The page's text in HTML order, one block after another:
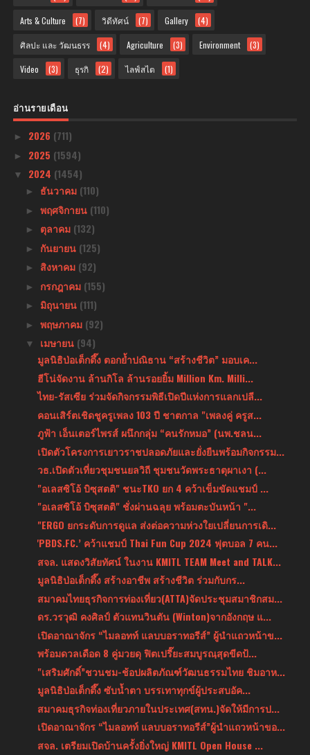
Arts & Culture (7) วิดีทัศน์ (7) Gallery (4)
ศิลปะ และ วัฒนธรร (4) Agriculture (3) Environment (3)
Video (3) ธุรกิ (2) ไลฟ์สไต (1)
อ่านรายเดือน
► 2026 (711)
► 2025 (1594)
▼ 2024 (1454)
► ธันวาคม (110)
► พฤศจิกายน (110)
► ตุลาคม (132)
► กันยายน (125)
► สิงหาคม (92)
► กรกฎาคม (155)
► มิถุนายน (111)
► พฤษภาคม (92)
▼ เมษายน (94)
มูลนิธิป่อเต็กตึ๊ง ตอกย้ำปณิธาน “สร้างชีวิต” มอบเค...
ฮีโน่จัดงาน ล้านกิโล ล้านรอยยิ้ม Million Km. Milli...
ไทย-รัสเซีย ร่วมจัดกิจกรรมพิธีเปิดปีแห่งการแลกเปลี...
คอนเสิร์ตเชิดชูครูเพลง 103 ปี ชาตกาล "เพลงคู่ ครูส...
ภูฟ้า เอ็นเตอร์ไพรส์ ผนึกกลุ่ม “คนรักหมอ” (นพ.ชลน...
เปิดตัวโครงการเยาวราชปลอดภัยและยั่งยืนพร้อมกิจกรรม...
วธ.เปิดตัวเที่ยวชุมชนยลวิถี ชุมชนวัดพระธาตุผาเงา (...
"อเลสซิโอ้ บิซุสตติ" ชนะTKO ยก 4 คว้าเข็มขัดแชมป์ ...
"อเลสซิโอ้ บิซุสตติ" ชั่งผ่านฉลุย พร้อมตะบันหน้า "...
"ERGO ยกระดับการดูแล ส่งต่อความห่วงใยเปลี่ยนการเดิ...
'PBDS.FC.’ คว้าแชมป์ Thai Fun Cup 2024 ฟุตบอล 7 คน...
สจล. แสดงวิสัยทัศน์ ในงาน KMITL TEAM Meet and TALK...
มูลนิธิป่อเต็กตึ๊ง สร้างอาชีพ สร้างชีวิต ร่วมกับกร...
สมาคมไทยธุรกิจการท่องเที่ยว(ATTA)จัดประชุมสมาชิกสม...
ดร.วรวุฒิ คงศิลป์ ตัวแทนวินตัน (Winton)จากอังกฤษ แ...
เปิดอาณาจักร “ไมลอทท์ แลบบอราทอรีส์” ผู้นำแถวหน้าข...
พร้อมดวลเดือด 8 คู่มวยดุ ฟิตเปรี๊ยะสมบูรณฺสุดขีดป้...
"เสริมศักดิ์”ชวนชม-ช้อปผลิตภัณฑ์วัฒนธรรมไทย ชิมอาห...
มูลนิธิป่อเต็กตึ๊ง ซับน้ำตา บรรเทาทุกข์ผู้ประสบอัค...
สมาคมธุรกิจท่องเที่ยวภายในประเทศ(สทน.)จัดให้มีการป...
เปิดอาณาจักร “ไมลอทท์ แลบบอราทอรีส์”ผู้นำแถวหน้าขอ...
สจล. เตรียมเปิดบ้านครั้งยิ่งใหญ่ KMITL Open House ...